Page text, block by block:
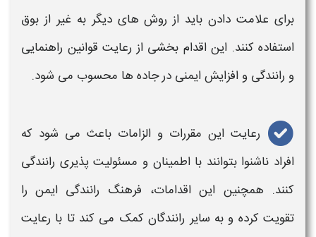
برای علامت دادن باید از روش‌ های دیگر به غیر از بوق
استفاده کنند. این اقدام بخشی از رعایت قوانین راهنمایی
و رانندگی و افزایش ایمنی در جاده‌ ها محسوب می‌ شود.
رعایت این مقررات و الزامات باعث می‌ شود که
افراد ناشنوا بتوانند با اطمینان و مسئولیت‌ پذیری رانندگی
کنند. همچنین این اقدامات، فرهنگ رانندگی ایمن را
تقویت کرده و به سایر رانندگان کمک می‌ کند تا با رعایت